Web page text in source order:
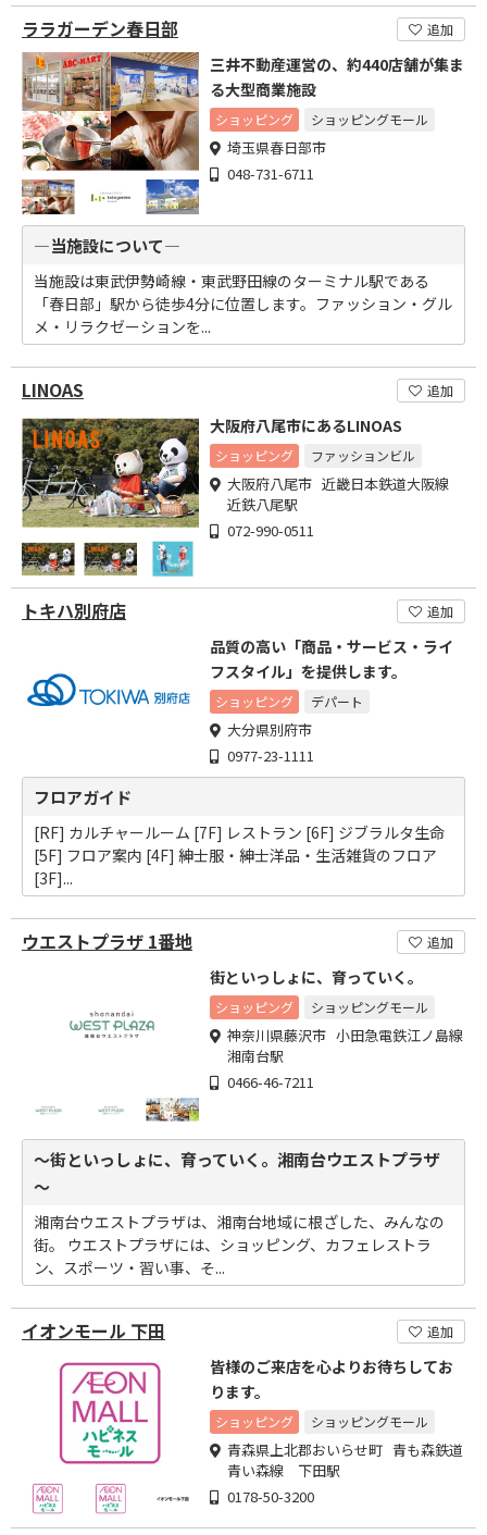
ララガーデン春日部 追加
三井不動産運営の、約440店舗が集ま
る大型商業施設
ショッピング ショッピングモール
埼玉県春日部市
048-731-6711
―当施設について―
当施設は東武伊勢崎線・東武野田線のターミナル駅である
「春日部」駅から徒歩4分に位置します。ファッション・グル
メ・リラクゼーションを...
LINOAS 追加
大阪府八尾市にあるLINOAS
ショッピング ファッションビル
大阪府八尾市 近畿日本鉄道大阪線
近鉄八尾駅
072-990-0511
トキハ別府店 追加
品質の高い「商品・サービス・ライ
フスタイル」を提供します。
ショッピング デパート
大分県別府市
0977-23-1111
フロアガイド
[RF] カルチャールーム [7F] レストラン [6F] ジブラルタ生命
[5F] フロア案内 [4F] 紳士服・紳士洋品・生活雑貨のフロア
[3F]...
ウエストプラザ 1番地 追加
街といっしょに、育っていく。
ショッピング ショッピングモール
神奈川県藤沢市 小田急電鉄江ノ島線
湘南台駅
0466-46-7211
～街といっしょに、育っていく。湘南台ウエストプラザ
～
湘南台ウエストプラザは、湘南台地域に根ざした、みんなの
街。 ウエストプラザには、ショッピング、カフェレストラ
ン、スポーツ・習い事、そ...
イオンモール 下田 追加
皆様のご来店を心よりお待ちしてお
ります。
ショッピング ショッピングモール
青森県上北郡おいらせ町 青も森鉄道
青い森線 下田駅
0178-50-3200